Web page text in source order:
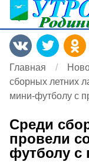
Главная
сборных летних
мини-футболу с
Среди
провели
футболу с